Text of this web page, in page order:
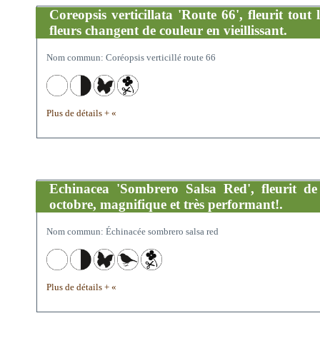
Coreopsis verticillata 'Route 66', fleurit tout
fleurs changent de couleur en vieillissant.
Nom commun: Coréopsis verticillé route 66
Plus de détails + «
Echinacea 'Sombrero Salsa Red', fleurit
octobre, magnifique et très performant!.
Nom commun: Échinacée sombrero salsa red
Plus de détails + «